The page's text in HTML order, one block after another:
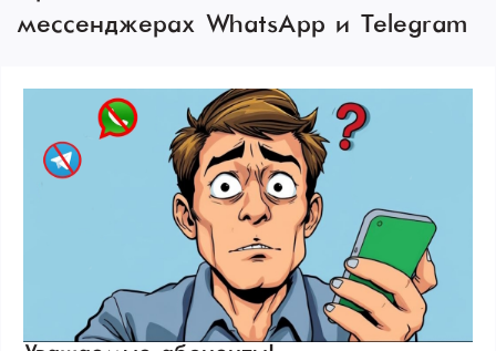
мессенджерах WhatsApp и Telegram